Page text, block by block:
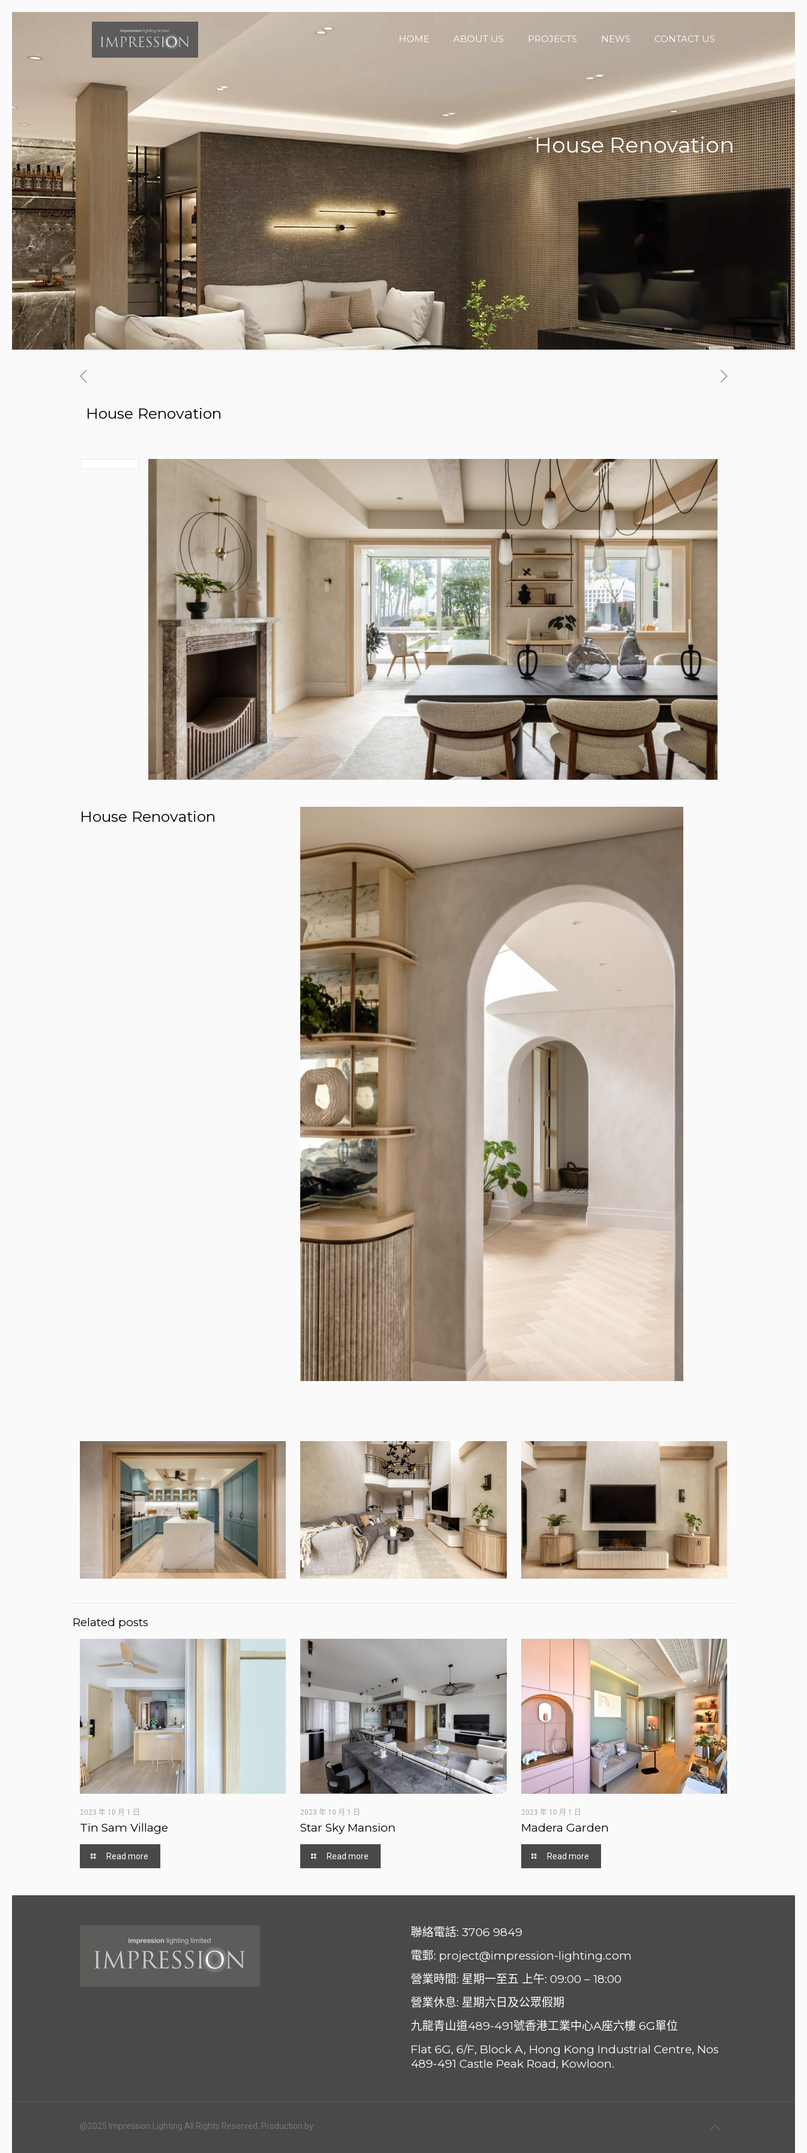
HOME ABOUT US PROJECTS NEWS CONTACT US
House Renovation
House Renovation
House Renovation
Related posts
2023 年 10 月 1 日
Tin Sam Village
Read more
2023 年 10 月 1 日
Star Sky Mansion
Read more
2023 年 10 月 1 日
Madera Garden
Read more
聯絡電話: 3706 9849
電郵: project@impression-lighting.com
營業時間: 星期一至五 上午: 09:00 – 18:00
營業休息: 星期六日及公眾假期
九龍青山道489-491號香港工業中心A座六樓 6G單位
Flat 6G, 6/F, Block A, Hong Kong Industrial Centre, Nos
489-491 Castle Peak Road, Kowloon.
@2025 Impression Lighting All Rights Reserved. Production by